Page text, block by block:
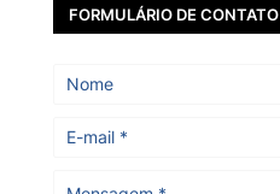
FORMULÁRIO DE CONTATO